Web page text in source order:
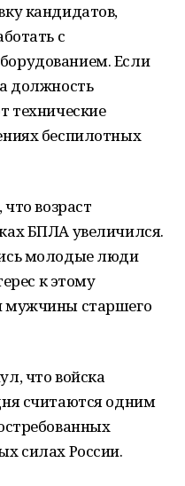
кандидатов,
с
Если
должность
технические
беспилотных
возраст
БПЛА увеличился.
молодые люди
к этому
мужчины старшего
что войска
считаются одним
силах России.